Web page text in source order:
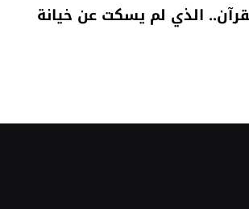
الذي لم يسكت عن خيانة